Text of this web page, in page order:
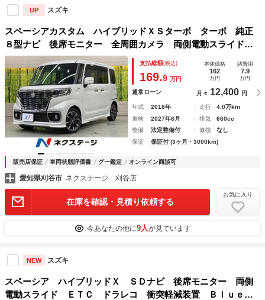
UP スズキ
スペーシアカスタム ハイブリッドＸＳターボ ターボ 純正
８型ナビ 後席モニター 全周囲カメラ 両側電動スライド
ＥＴＣ ＬＥＤヘッド クルーズコントロール シートヒータ
ー Ｂｌｕｅｔｏｏｔｈ オートエアコン スマートキー
支払総額(税込)
169.9 万円
本体価格
162
万円
諸費用
7.9
万円
通常ローン 月々 12,400 円
年式 2018年 走行
4.0万km
車検
2027年6月 排気
660cc
整備
法定整備付 修復
なし
保証
保証付 (3ヶ月・3000km)
販売店保証 車両状態評価書 グー鑑定 オンライン商談可
愛知県刈谷市 ネクステージ 刈谷店
在庫を確認・見積り依頼する
お気に入り
今あなたの他に9人が見ています
NEW スズキ
スペーシア ハイブリッドＸ ＳＤナビ 後席モニター 両側
電動スライド ＥＴＣ ドラレコ 衝突軽減装置 Ｂｌｕｅｔ